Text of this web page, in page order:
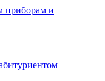
приборам и